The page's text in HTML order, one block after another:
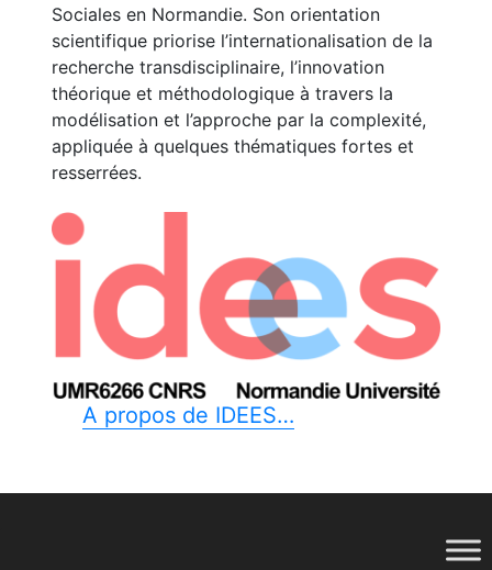
Sociales en Normandie. Son orientation
scientifique priorise l’internationalisation de la
recherche transdisciplinaire, l’innovation
théorique et méthodologique à travers la
modélisation et l’approche par la complexité,
appliquée à quelques thématiques fortes et
resserrées.
A propos de IDEES…